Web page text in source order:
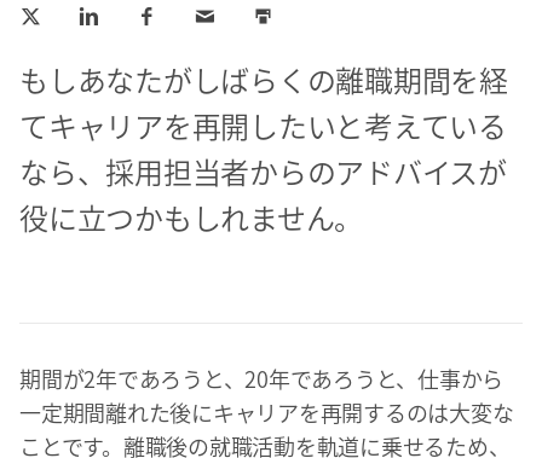
LinkedIn
もしあなたがしばらくの離職期間を経
てキャリアを再開したいと考えている
なら、採用担当者からのアドバイスが
役に立つかもしれません。
期間が2年であろうと、20年であろうと、仕事から
一定期間離れた後にキャリアを再開するのは大変な
ことです。離職後の就職活動を軌道に乗せるため、